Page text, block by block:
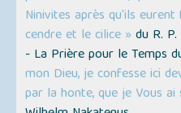
Ninivites après qu'ils
cendre et le cilice » du R.
- La Prière pour le Temps
mon Dieu, je confesse ici
par la honte, que je Vous